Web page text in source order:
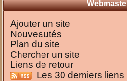
Ajouter un site
Nouveautés
Plan du site
Chercher un site
Liens de retour
Les 30 derniers liens